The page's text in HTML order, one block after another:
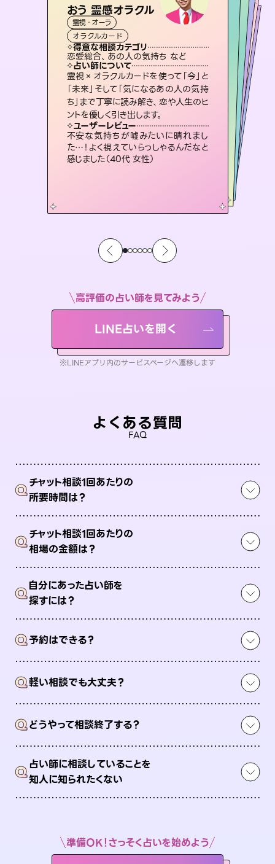
おう 霊感オラクル
霊視・オーラ
オラクルカード
得意な相談カテゴリ
恋愛総合、あの人の気持ち など
占い師について
霊視×オラクルカードを使って「今」と
「未来」そして「気になるあの人の気持
ち」まで丁寧に読み解き、恋や人生のヒ
ントを優しく引き出します。
ユーザーレビュー
不安な気持ちが嘘みたいに晴れまし
た…！よく視えていらっしゃるんだなと
感じました（40代 女性）
彗望（すいぼう）
霊視・オーラ
スピリチュアル・リーディング
得意な相談カテゴリ
片想い、あの人の気持ち、復縁 など
占い師について
3,700年以上の歴史を持つ東洋最古の
占術「易占」で詳細まで占い、幸せへ向
かう道筋を示します。厳しい結果にも具
体的な対策をお伝えします。
ユーザーレビュー
複雑な背景もしっかり聞いて鑑定して
いただけました。気持ちが楽になりまし
た（50代 女性）
セラピスト理恵
霊視・オーラ
スピリチュアル・リーディング
得意な相談カテゴリ
片想い、二人の未来、年の差 など
占い師について
連絡再開、復縁、成就などの報告実績
多数。セラピストとして2万超の施術経
験があるからこそできる鑑定で、より良
い未来をサポートします。
ユーザーレビュー
とても心温まる鑑定でした。しかもこち
らは何も言っていないのに視えていらっ
しゃるんだなと驚きです（30代女性）
未来視師＊花
霊視・オーラ
スピリチュアル・リーディング
得意な相談カテゴリ
出逢い、片想い、復縁 など
占い師について
未来には何パターンもの選択肢があります。不安で視えにくくなっているあなたの素敵な未来を見つけ、その未来を選択できるようアドバイスします。
ユーザーレビュー
職場の人の性質や人間関係、本心など
本当によく視えていてびっくり。対策が
打てて前向きになれます（40代）
スピリチュアル・リーディング
得意な相談カテゴリ
片想い、あの人の気持ち、復縁 など
占い師について
恋愛のお悩みの中でも特に「曖昧な関
係」の相談を得意としており、友達以上
恋人未満なお相手との今後や本音を丁
寧に読み解き恋愛成就へと導きます。
ユーザーレビュー
鑑定していただいてアドバイス通りに行
動すると仲が復活してきました。ありが
とうございました（40代 女性）
西洋占星術 タロット
ルーン
得意な相談カテゴリ
恋愛総合、片想い、二人の未来 など
占い師について
復縁、恋愛、不倫の行方、同性愛や片
思い、仕事関係や借金問題まで知りた
いことや心の負担になっていることを
紐解き、背中をそっと押して導きます。
ユーザーレビュー
安心感のあり、言い切ってくれる所や濁
さない鑑定のおかげで、毎回自分の気
持ちを整えられます（30代 男性）
高評価の占い師を見てみよう
LINE占いを開く
※LINEアプリ内のサービスページへ遷移します
よくある質問
FAQ
Qチャット相談1回あたりの
所要時間は？
Qチャット相談1回あたりの
相場の金額は？
Q自分にあった占い師を
探すには？
Q予約はできる？
Q軽い相談でも大丈夫？
Qどうやって相談終了する？
Q占い師に相談していることを
知人に知られたくない
準備OK！さっそく占いを始めよう